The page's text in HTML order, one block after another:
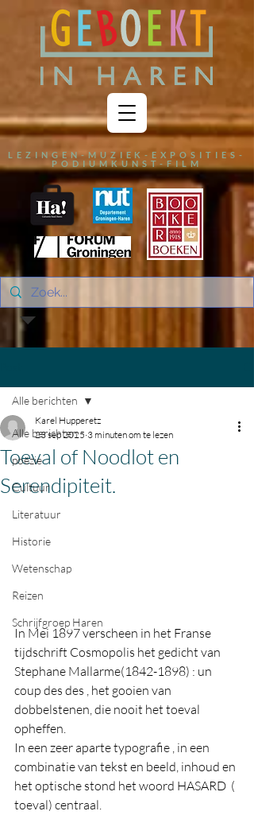
LEZINGEN-MUZIEK-EXPOSITIES-
PODIUMKUNST-FILM
Alle berichten
poëzie
Cultuur
Literatuur
Historie
Wetenschap
Reizen
Schrijfgroep Haren
Alle berichten
Toeval of Noodlot en
Serendipiteit.
Karel Hupperetz
23 sep 2025 3 minuten om te lezen
In Mei 1897 verscheen in het Franse
tijdschrift Cosmopolis het gedicht van
Stephane Mallarme(1842-1898) : un
coup des des , het gooien van
dobbelstenen, die nooit het toeval
opheffen.
In een zeer aparte typografie , in een
combinatie van tekst en beeld, inhoud en
het optische stond het woord HASARD  (
toeval) centraal.